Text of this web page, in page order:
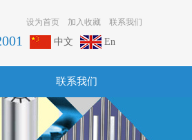
设为首页 加入收藏 联系我们
中文 En
联系我们